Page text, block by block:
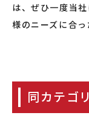
は、ぜひ一度当
様のニーズに合
同カテゴ